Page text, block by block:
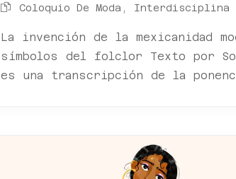
Coloquio De Moda,
La invención de la mexicanidad
símbolos del folclor Texto por
es una transcripción de la